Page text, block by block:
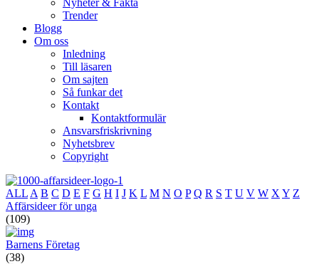
Nyheter & Fakta
Trender
Blogg
Om oss
Inledning
Till läsaren
Om sajten
Så funkar det
Kontakt
Kontaktformulär
Ansvarsfriskrivning
Nyhetsbrev
Copyright
ALL A B C D E F G H I J K L M N O P Q R S T U V W X Y Z
Affärsideer för unga
(109)
Barnens Företag
(38)